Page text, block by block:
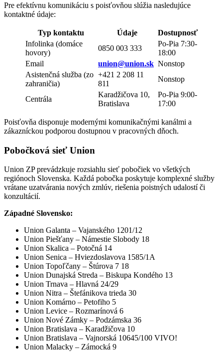
Pre efektívnu komunikáciu s poisťovňou slúžia nasledujúce
kontaktné údaje:
Typ kontaktu Údaje
Dostupnosť
Infolinka (domáce
hovory)
0850 003 333
Po-Pia 7:30-
18:00
Email
union@union.sk Nonstop
Asistenčná služba (zo
zahraničia)
+421 2 208 11
811
Nonstop
Centrála
Karadžičova 10,
Bratislava
Po-Pia 9:00-
17:00
Poisťovňa disponuje modernými komunikačnými kanálmi a
zákazníckou podporou dostupnou v pracovných dňoch.
Pobočková sieť Union
Union ZP prevádzkuje rozsiahlu sieť pobočiek vo všetkých
regiónoch Slovenska. Každá pobočka poskytuje komplexné služby
vrátane uzatvárania nových zmlúv, riešenia poistných udalostí či
konzultácií.
Západné Slovensko:
Union Galanta – Vajanského 1201/12
Union Piešťany – Námestie Slobody 18
Union Skalica – Potočná 14
Union Senica – Hviezdoslavova 1585/1A
Union Topoľčany – Štúrova 7 18
Union Dunajská Streda – Biskupa Kondého 13
Union Trnava – Hlavná 24/29
Union Nitra – Štefánikova trieda 30
Union Komárno – Petofiho 5
Union Levice – Rozmarínová 6
Union Nové Zámky – Podzámska 36
Union Bratislava – Karadžičova 10
Union Bratislava – Vajnorská 10645/100 VIVO!
Union Malacky – Zámocká 9